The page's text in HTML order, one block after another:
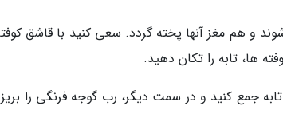
و هم مغز آنها پخته گردد. سعی کنید با قاشق
ها، تابه را تکان دهید.
جمع کنید و در سمت دیگر، رب گوجه فرنگی را